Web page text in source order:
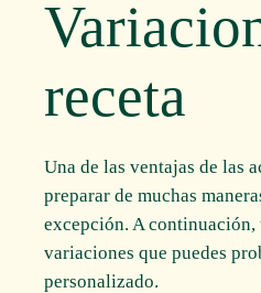
receta
Una de las ventajas de las
preparar de muchas
excepción. A continuación,
variaciones que puedes
personalizado.